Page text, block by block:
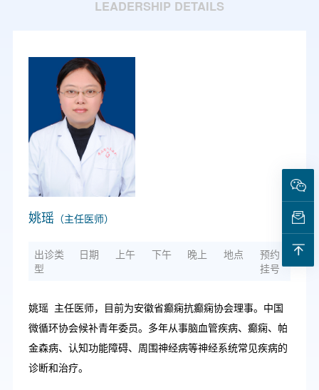
LEADERSHIP DETAILS
姚瑶 （主任医师）
出诊类
型
日期 上午 下午 晚上 地点
预约
挂号
姚瑶 主任医师，目前为安徽省癫痫抗癫痫协会理事。中国
微循环协会候补青年委员。多年从事脑血管疾病、癫痫、帕
金森病、认知功能障碍、周围神经病等神经系统常见疾病的
诊断和治疗。